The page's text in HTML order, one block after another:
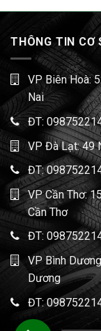
THÔNG TIN CƠ
VP Biên Hoà:
Nai
ĐT:
VP Đà Lạt: 49
ĐT:
VP Cần Thơ:
Cần Thơ
ĐT:
VP Bình
Dương
ĐT: